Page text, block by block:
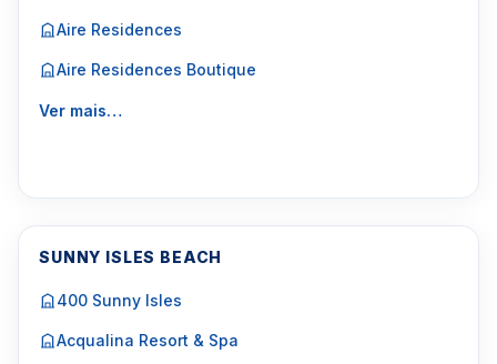
Aire Residences
Aire Residences Boutique
Ver mais…
SUNNY ISLES BEACH
400 Sunny Isles
Acqualina Resort & Spa